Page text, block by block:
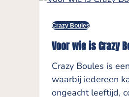
Crazy Boules
Voor wie is Crazy
Crazy Boules is
waarbij iedereen
ongeacht leeftijd,